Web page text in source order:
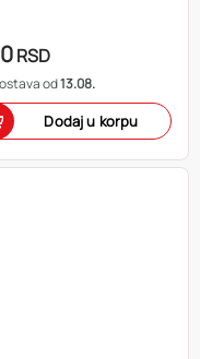
RSD
od13.08.
Dodaj u korpu